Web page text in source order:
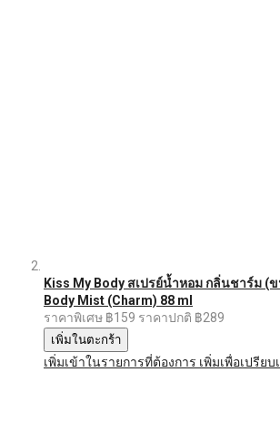
Kiss My Body สเปรย์น้ำหอม กลิ่นชาร์ม (
Body Mist (Charm) 88 ml
ราคาพิเศษ ฿159 ราคาปกติ ฿289
เพิ่มในตะกร้า
เพิ่มเข้าในรายการที่ต้องการ เพิ่มเพื่อเปรียบ